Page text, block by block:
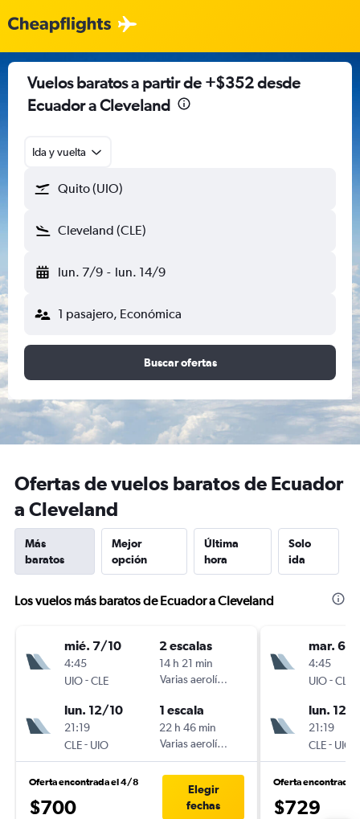
Vuelos baratos a partir de +$352 desde
Ecuador a Cleveland
Ida y vuelta
Quito (UIO)
Cleveland (CLE)
lun. 7/9 - lun. 14/9
1 pasajero, Económica
Buscar ofertas
Ofertas de vuelos baratos de Ecuador
a Cleveland
Más
baratos
Mejor
opción
Última
hora
Solo
ida
Los vuelos más baratos de Ecuador a Cleveland
mié. 7/10
4:45
UIO-CLE
2 escalas
14 h 21 min
Varias aerolíneas
lun. 12/10
21:19
CLE- UIO
1 escala
22 h 46 min
Varias aerolíneas
Oferta encontrada el 4/8
$700
Elegir
fechas
mar. 6/
4:45
UIO-CLE
lun. 12/
21:19
CLE- UIO
Oferta encontrada
$729